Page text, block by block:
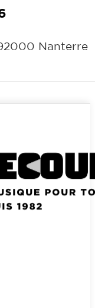
Nanterre